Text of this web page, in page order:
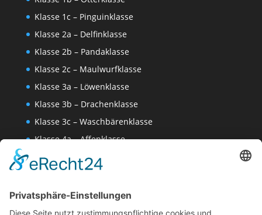
Klasse 1c – Pinguinklasse
Klasse 2a – Delfinklasse
Klasse 2b – Pandaklasse
Klasse 2c – Maulwurfklasse
Klasse 3a – Löwenklasse
Klasse 3b – Drachenklasse
Klasse 3c – Waschbärenklasse
Klasse 4a – Affenklasse
Klasse 4b – Katzenklasse
Klasse 4c – Sonnenklasse
Klasse 4d – Koalaklasse
Tutmirgut